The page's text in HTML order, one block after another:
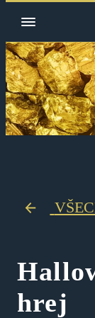
hrej